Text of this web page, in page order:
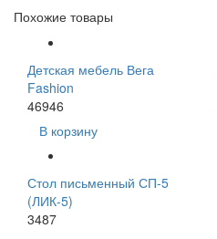
Похожие товары
Детская мебель Вега
Fashion
46946
В корзину
Стол письменный СП-5
(ЛИК-5)
3487